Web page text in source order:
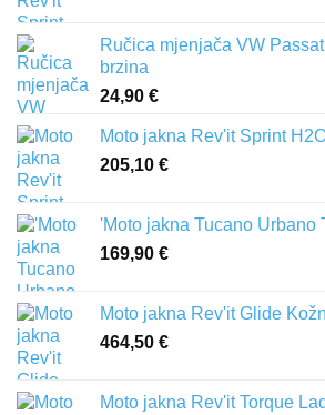
Ručica mjenjača VW
brzina
24,90 €
Moto jakna Rev'it Sprint
205,10 €
'Moto jakna Tucano Urbano
169,90 €
Moto jakna Rev'it Glide
464,50 €
Moto jakna Rev'it Torque